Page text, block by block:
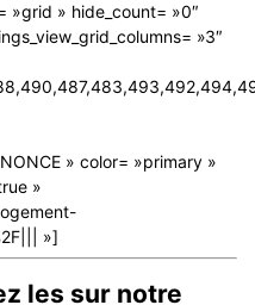
»grid » hide_count= »0″
»3″
» color= »primary »
»
»]
les sur notre